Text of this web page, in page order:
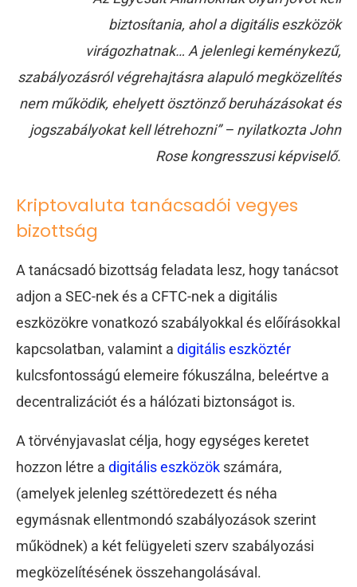
biztosítania, ahol a digitális eszközök
virágozhatnak… A jelenlegi keménykezű,
szabályozásról végrehajtásra alapuló megközelítés
nem működik, ehelyett ösztönző beruházásokat és
jogszabályokat kell létrehozni” – nyilatkozta John
Rose kongresszusi képviselő.
Kriptovaluta tanácsadói vegyes
bizottság
A tanácsadó bizottság feladata lesz, hogy tanácsot
adjon a SEC-nek és a CFTC-nek a digitális
eszközökre vonatkozó szabályokkal és előírásokkal
kapcsolatban, valamint a digitális eszköztér
kulcsfontosságú elemeire fókuszálna, beleértve a
decentralizációt és a hálózati biztonságot is.
A törvényjavaslat célja, hogy egységes keretet
hozzon létre a digitális eszközök számára,
(amelyek jelenleg széttöredezett és néha
egymásnak ellentmondó szabályozások szerint
működnek) a két felügyeleti szerv szabályozási
megközelítésének összehangolásával.